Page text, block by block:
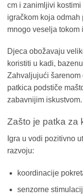
cm i zanimljivi
igračkom koja
mnogo veselja tokom
Djeca obožavaju
koristiti u kadi,
Zahvaljujući
patkica podstiče
zabavnijim iskustvom.
Zašto je patka za
Igra u vodi pozitivno
razvoju:
koordinacije
senzorne